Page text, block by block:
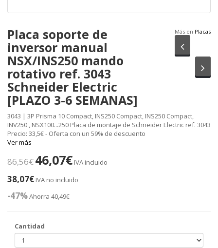
Más en Placas
Anterior
Placa soporte de
inversor manual
NSX/INS250 mando
rotativo ref. 3043
Schneider Electric
[PLAZO 3-6 SEMANAS]
3043 | 3P Prisma 10 Compact, INS250 Compact, INS250 Compact,
INV250 , NSX100...250 Placa de montaje de Schneider Electric ref. 3043
Precio: 33,5€ - Oferta con un 59% de descuento
Ver más
86,56€46,07€ IVA incluido
38,07€ IVA no incluido
-47%Ahorra 40,49€
Cantidad